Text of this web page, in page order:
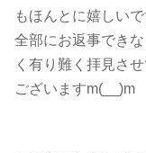
もほんとに嬉しいで
全部にお返事でき
く有り難く拝見さ
ございますm(__)m